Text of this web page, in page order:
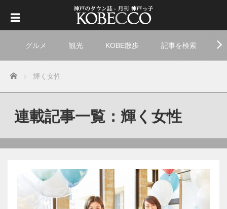
グルメ 観光 KOBE散歩 記事を検索
Home 輝く女性
連載記事一覧：輝く女性